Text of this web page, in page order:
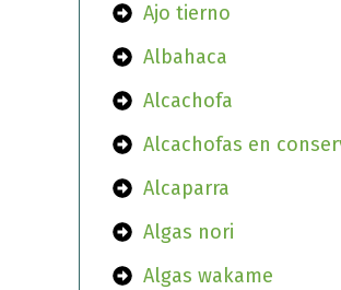
Ajo tierno
Albahaca
Alcachofa
Alcachofas en
Alcaparra
Algas nori
Algas wakame